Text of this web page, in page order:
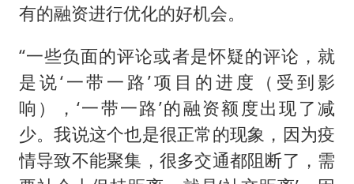
构建更高水平的全民健身公共服务体系
有的融资进行优化的好机会。
“一些负面的评论或者是怀疑的评论，就
是说‘一带一路’项目的进度（受到影
响），‘一带一路’的融资额度出现了减
少。我说这个也是很正常的现象，因为疫
情导致不能聚集，很多交通都阻断了，需